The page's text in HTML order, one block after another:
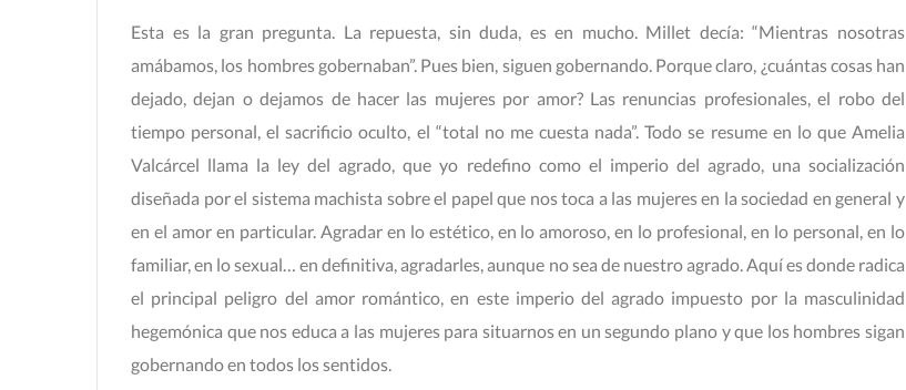
Esta es la gran pregunta. La repuesta, sin duda, es en mucho. Millet decía: “Mientras nosotras
amábamos, los hombres gobernaban”. Pues bien, siguen gobernando. Porque claro, ¿cuántas cosas han
dejado, dejan o dejamos de hacer las mujeres por amor? Las renuncias profesionales, el robo del
tiempo personal, el sacrificio oculto, el “total no me cuesta nada”. Todo se resume en lo que Amelia
Valcárcel llama la ley del agrado, que yo redefino como el imperio del agrado, una socialización
diseñada por el sistema machista sobre el papel que nos toca a las mujeres en la sociedad en general y
en el amor en particular. Agradar en lo estético, en lo amoroso, en lo profesional, en lo personal, en lo
familiar, en lo sexual… en definitiva, agradarles, aunque no sea de nuestro agrado. Aquí es donde radica
el principal peligro del amor romántico, en este imperio del agrado impuesto por la masculinidad
hegemónica que nos educa a las mujeres para situarnos en un segundo plano y que los hombres sigan
gobernando en todos los sentidos.